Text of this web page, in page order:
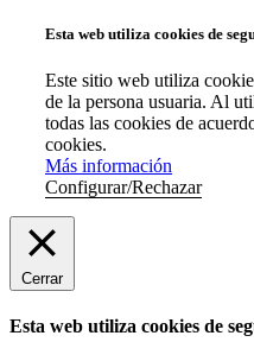
Esta web utiliza cookies de
Este sitio web utiliza
de la persona usuaria. Al
todas las cookies de
cookies.
Más información
Configurar/Rechazar
Cerrar
Esta web utiliza cookies de